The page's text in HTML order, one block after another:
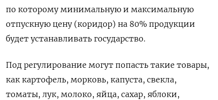
по которому минимальную и максимальную
отпускную цену (коридор) на 80% продукции
будет устанавливать государство.
Под регулирование могут попасть такие товары,
как картофель, морковь, капуста, свекла,
томаты, лук, молоко, яйца, сахар, яблоки,